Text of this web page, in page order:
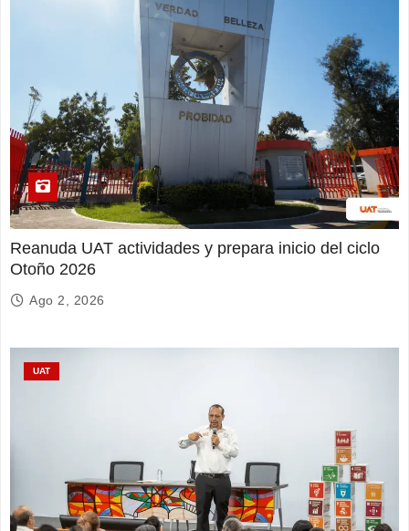
Reanuda UAT actividades y prepara inicio del ciclo
Otoño 2026
Ago 2, 2026
UAT